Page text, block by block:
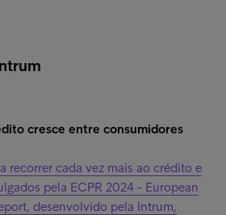
cresce entre consumidores
recorrer cada vez mais ao crédito e
pela ECPR 2024 - European
desenvolvido pela Intrum,